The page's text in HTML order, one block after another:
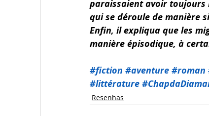
paraissaient avoir toujours
qui se déroule de manière
Enfin, il expliqua que les
manière épisodique, à
#fiction #aventure #roman
#littérature
Resenhas